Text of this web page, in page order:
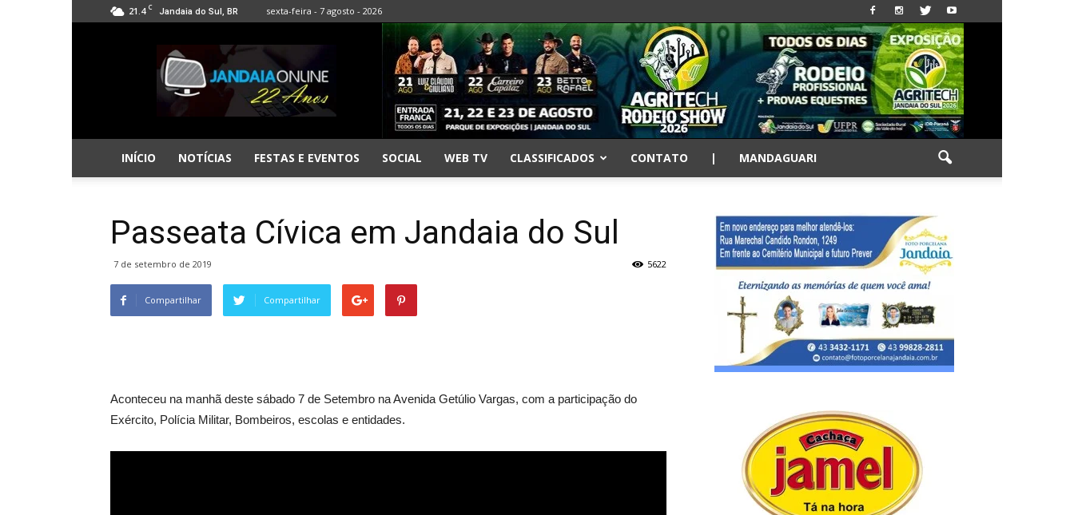
21.4 C Jandaia do Sul, BR sexta-feira - 7 agosto - 2026
Jandaia
Online
INÍCIO NOTÍCIAS FESTAS E EVENTOS SOCIAL WEB TV CLASSIFICADOS CONTATO | MANDAGUARI
Passeata Cívica em Jandaia do Sul
7 de setembro de 2019 5622
Compartilhar Compartilhar
Aconteceu na manhã deste sábado 7 de Setembro na Avenida Getúlio Vargas, com a participação do
Exército, Polícia Militar, Bombeiros, escolas e entidades.